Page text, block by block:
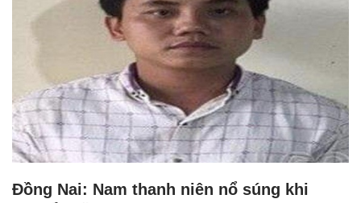
Đồng Nai: Nam thanh niên nổ súng khi